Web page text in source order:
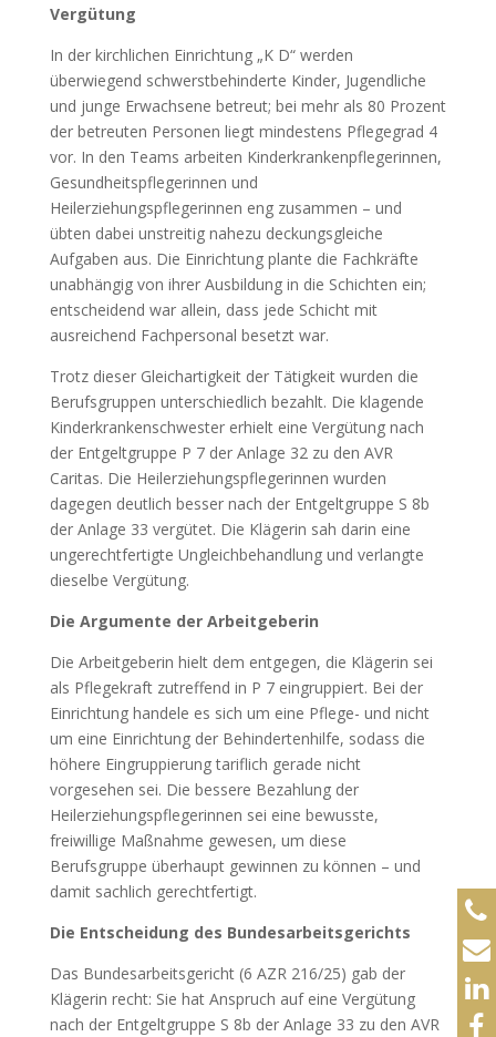
Vergütung
In der kirchlichen Einrichtung „K D“ werden
überwiegend schwerstbehinderte Kinder, Jugendliche
und junge Erwachsene betreut; bei mehr als 80 Prozent
der betreuten Personen liegt mindestens Pflegegrad 4
vor. In den Teams arbeiten Kinderkrankenpflegerinnen,
Gesundheitspflegerinnen und
Heilerziehungspflegerinnen eng zusammen – und
übten dabei unstreitig nahezu deckungsgleiche
Aufgaben aus. Die Einrichtung plante die Fachkräfte
unabhängig von ihrer Ausbildung in die Schichten ein;
entscheidend war allein, dass jede Schicht mit
ausreichend Fachpersonal besetzt war.
Trotz dieser Gleichartigkeit der Tätigkeit wurden die
Berufsgruppen unterschiedlich bezahlt. Die klagende
Kinderkrankenschwester erhielt eine Vergütung nach
der Entgeltgruppe P 7 der Anlage 32 zu den AVR
Caritas. Die Heilerziehungspflegerinnen wurden
dagegen deutlich besser nach der Entgeltgruppe S 8b
der Anlage 33 vergütet. Die Klägerin sah darin eine
ungerechtfertigte Ungleichbehandlung und verlangte
dieselbe Vergütung.
Die Argumente der Arbeitgeberin
Die Arbeitgeberin hielt dem entgegen, die Klägerin sei
als Pflegekraft zutreffend in P 7 eingruppiert. Bei der
Einrichtung handele es sich um eine Pflege- und nicht
um eine Einrichtung der Behindertenhilfe, sodass die
höhere Eingruppierung tariflich gerade nicht
vorgesehen sei. Die bessere Bezahlung der
Heilerziehungspflegerinnen sei eine bewusste,
freiwillige Maßnahme gewesen, um diese
Berufsgruppe überhaupt gewinnen zu können – und
damit sachlich gerechtfertigt.
Die Entscheidung des Bundesarbeitsgerichts
Das Bundesarbeitsgericht (6 AZR 216/25) gab der
Klägerin recht: Sie hat Anspruch auf eine Vergütung
nach der Entgeltgruppe S 8b der Anlage 33 zu den AVR